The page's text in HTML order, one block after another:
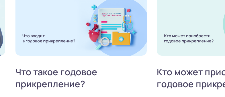
Что такое годовое
прикрепление?
Кто может
годовое